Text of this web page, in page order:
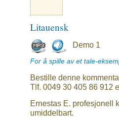
Litauensk
Demo 1
For å spille av et tale-
Bestille denne
Tlf. 0049 30 405 86 912
Ernestas E. profesjonell
umiddelbart.